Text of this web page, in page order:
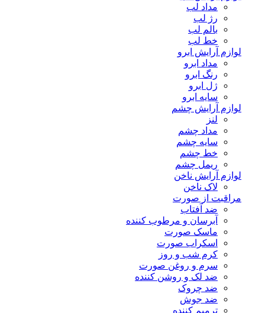
مداد لب
رژ لب
بالم لب
خط لب
لوازم آرایش ابرو
مداد ابرو
رنگ ابرو
ژل ابرو
سایه ابرو
لوازم آرایش چشم
لنز
مداد چشم
سایه چشم
خط چشم
ریمل چشم
لوازم آرایش ناخن
لاک ناخن
مراقبت از صورت
ضد آفتاب
آبرسان و مرطوب کننده
ماسک صورت
اسکراب صورت
کرم شب و روز
سرم و روغن صورت
ضد لک و روشن کننده
ضد چروک
ضد جوش
ترمیم کننده